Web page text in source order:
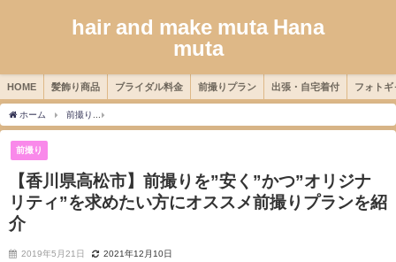
hair and make muta Hana
muta
HOME 髪飾り商品 ブライダル料金 前撮りプラン 出張・自宅着付 フォトギ
ホーム 前撮り
前撮り
【香川県高松市】前撮りを”安く”かつ”オリジナ
リティ”を求めたい方にオススメ前撮りプランを紹
介
2019年5月21日 2021年12月10日